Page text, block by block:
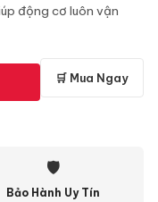
động cơ luôn vận
🛒 Mua Ngay
🛡
Bảo Hành Uy Tín